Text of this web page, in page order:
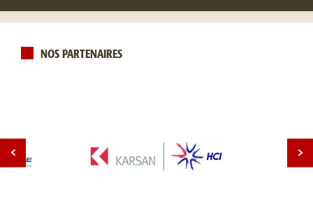
NOS PARTENAIRES